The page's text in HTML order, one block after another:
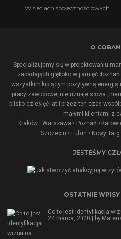
W sieciach społecznościowych
O
Specjalizujemy się w projektowaniu
zapadająch głęboko w pamięć
wszystkim kipiącym pozytywną energią
pracy zawodowej nie uznaje słowa
blisko dziesięć lat i przez ten czas
małymi klientami z
Kraków • Warszawa • Poznań •
Szczecin • Lublin • Nowy Targ
JESTEŚMY
OSTATNIE
Co to jest identyfikacja
24 marca, 2020 | by